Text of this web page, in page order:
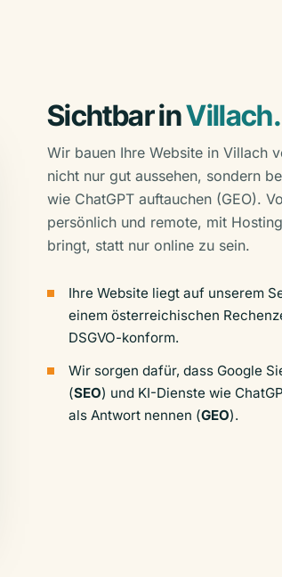
Sichtbar inVillach.
Wir bauen Ihre Website in Villach
nicht nur gut aussehen, sondern
wie ChatGPT auftauchen (GEO).
persönlich und remote, mit
bringt, statt nur online zu sein.
Ihre Website liegt auf unserem
einem österreichischen
DSGVO-konform.
Wir sorgen dafür, dass Google
(SEO) und KI-Dienste wie
als Antwort nennen (GEO).